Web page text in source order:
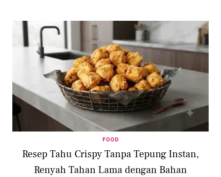
FOOD
Resep Tahu Crispy Tanpa Tepung Instan,
Renyah Tahan Lama dengan Bahan